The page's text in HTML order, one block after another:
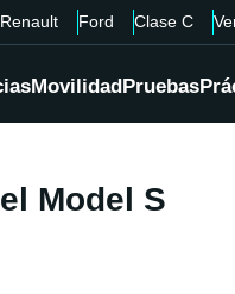
Renault Ford Clase C
MovilidadPruebas
Model S